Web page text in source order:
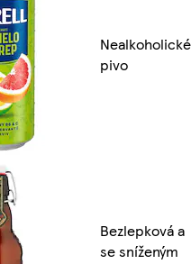
Nealkoholické
pivo
Bezlepková a
se sníženým